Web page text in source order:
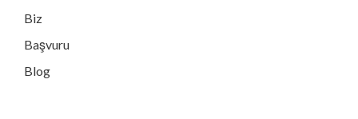
Biz
Başvuru
Blog